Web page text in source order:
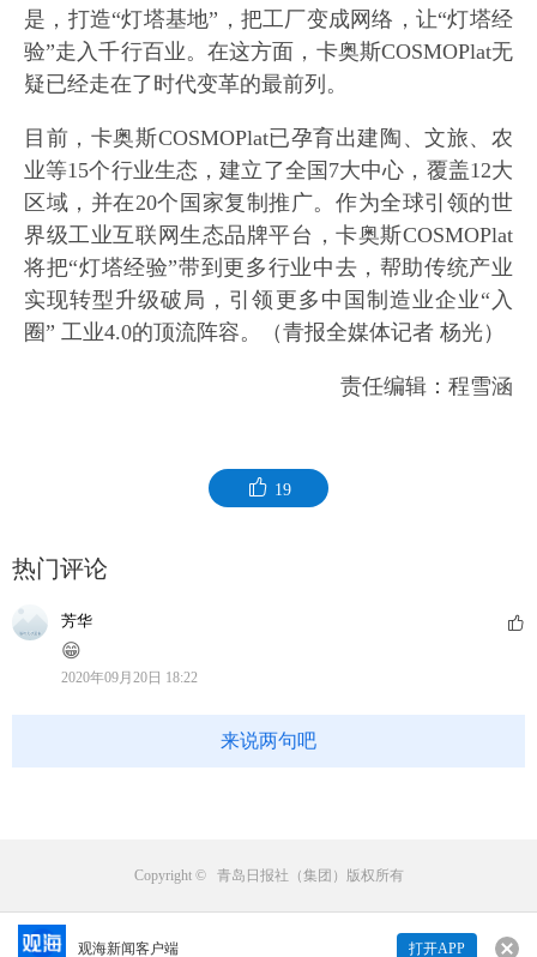
观海新闻客户端 打开APP
是，打造“灯塔基地”，把工厂变成网络，让“灯塔经
验”走入千行百业。在这方面，卡奥斯COSMOPlat无
疑已经走在了时代变革的最前列。
目前，卡奥斯COSMOPlat已孕育出建陶、文旅、农
业等15个行业生态，建立了全国7大中心，覆盖12大
区域，并在20个国家复制推广。作为全球引领的世
界级工业互联网生态品牌平台，卡奥斯COSMOPlat
将把“灯塔经验”带到更多行业中去，帮助传统产业
实现转型升级破局，引领更多中国制造业企业“入
圈” 工业4.0的顶流阵容。（青报全媒体记者 杨光）
责任编辑：程雪涵
19
热门评论
芳华
😁
2020年09月20日 18:22
来说两句吧
Copyright © 青岛日报社（集团）版权所有